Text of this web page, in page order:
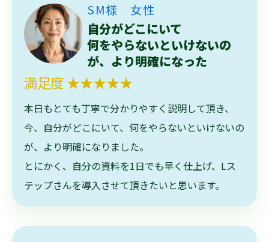
SM様 女性
自分がどこにいて
何をやらないといけないの
が、より明確になった
満足度 ★★★★★
本日もとても丁寧で分かりやすく説明して頂き、
今、自分がどこにいて、何をやらないといけないの
が、より明確になりました。
とにかく、自分の資料を1日でも早く仕上げ、Lス
テップさんを導入させて頂きたいと思います。